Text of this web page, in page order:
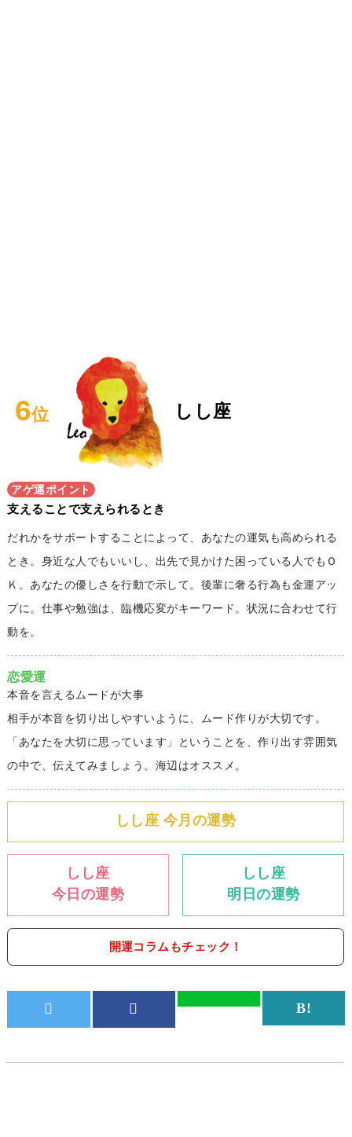
6位 しし座
アゲ運ポイント
支えることで支えられるとき
だれかをサポートすることによって、あなたの運気も高められる
とき。身近な人でもいいし、出先で見かけた困っている人でもＯ
Ｋ。あなたの優しさを行動で示して。後輩に奢る行為も金運アッ
プに。仕事や勉強は、臨機応変がキーワード。状況に合わせて行
動を。
恋愛運
本音を言えるムードが大事
相手が本音を切り出しやすいように、ムード作りが大切です。
「あなたを大切に思っています」ということを、作り出す雰囲気
の中で、伝えてみましょう。海辺はオススメ。
しし座 今月の運勢
しし座
今日の運勢
しし座
明日の運勢
開運コラムもチェック！